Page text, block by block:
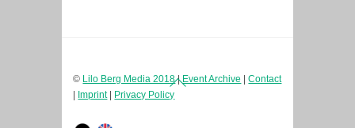
Back
To
© Lilo Berg Media 2018| Event Archive |Contact
Imprint| Privacy Policy